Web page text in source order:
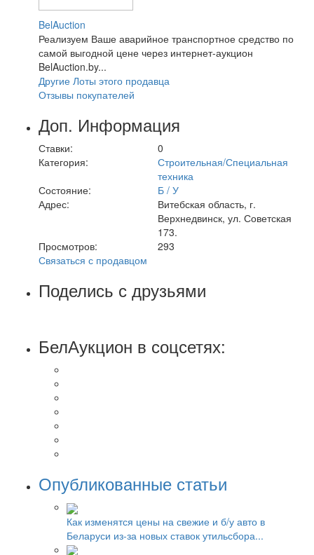
BelAuction
Реализуем Ваше аварийное транспортное средство по
самой выгодной цене через интернет-аукцион
BelAuction.by...
Другие Лоты этого продавца
Отзывы покупателей
Доп. Информация
Ставки:
0
Категория:
Строительная/Специальная
техника
Состояние:
Б / У
Адрес:
Витебская область, г.
Верхнедвинск, ул. Советская
173.
Просмотров:
293
Связаться с продавцом
Поделись с друзьями
БелАукцион в соцсетях:
Опубликованные статьи
Как изменятся цены на свежие и б/у авто в
Беларуси из-за новых ставок утильсбора...